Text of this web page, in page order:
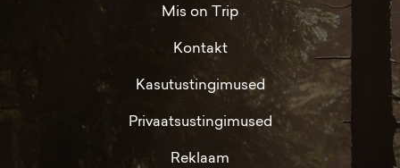
Mis on Trip
Kontakt
Kasutustingimused
Privaatsustingimused
Reklaam